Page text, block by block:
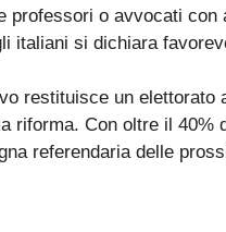
professori o avvocati
italiani si dichiara
restituisce un
riforma. Con oltre il
referendaria delle